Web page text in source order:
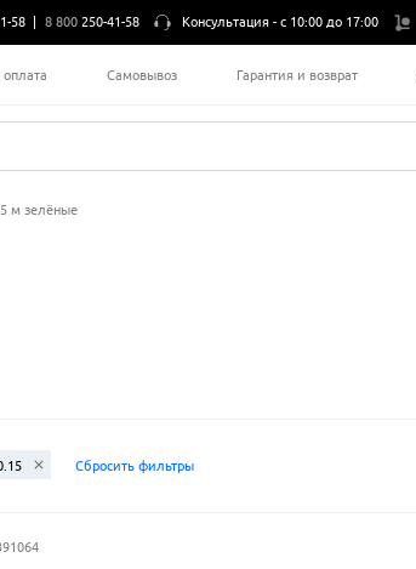
58 8 800 250-41-58 Консультация -с 10:00 до 17:00
Самовывоз Гарантия и возврат
м зелёные
Сбросить фильтры